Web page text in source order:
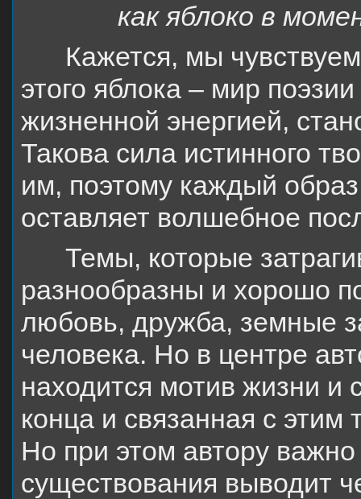
как яблоко в
Кажется, мы
этого яблока – мир
жизненной энергией,
Такова сила истинного
им, поэтому каждый
оставляет волшебное
Темы, которые
разнообразны и хорошо
любовь, дружба, земные
человека. Но в центре
находится мотив жизни
конца и связанная с этим
Но при этом автору
существования выводит